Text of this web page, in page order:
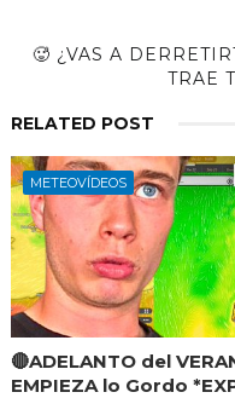
🥵 ¿VAS A
TRAE
RELATED POST
METEOVÍDEOS
🔴ADELANTO del
EMPIEZA lo Gordo